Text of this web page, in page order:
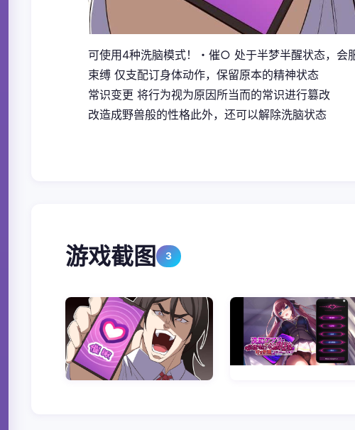
可使用4种洗脑模式！・催○ 处于半梦半醒状态，会
束缚 仅支配订身体动作，保留原本的精神状态
常识变更 将行为视为原因所当而的常识进行篡改
改造成野兽般的性格此外，还可以解除洗脑状态
游戏截图 3